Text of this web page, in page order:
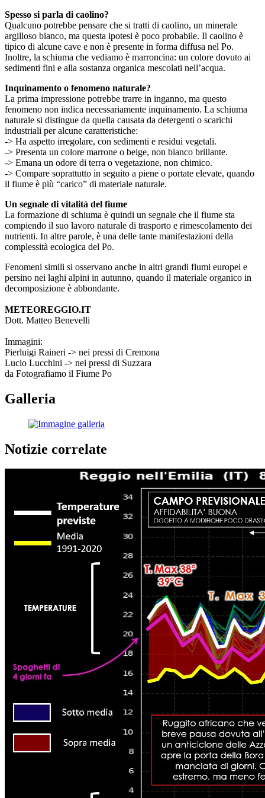
Spesso si parla di caolino?
Qualcuno potrebbe pensare che si tratti di caolino, un minerale
argilloso bianco, ma questa ipotesi è poco probabile. Il caolino è
tipico di alcune cave e non è presente in forma diffusa nel Po.
Inoltre, la schiuma che vediamo è marroncina: un colore dovuto ai
sedimenti fini e alla sostanza organica mescolati nell’acqua.
Inquinamento o fenomeno naturale?
La prima impressione potrebbe trarre in inganno, ma questo
fenomeno non indica necessariamente inquinamento. La schiuma
naturale si distingue da quella causata da detergenti o scarichi
industriali per alcune caratteristiche:
-> Ha aspetto irregolare, con sedimenti e residui vegetali.
-> Presenta un colore marrone o beige, non bianco brillante.
-> Emana un odore di terra o vegetazione, non chimico.
-> Compare soprattutto in seguito a piene o portate elevate, quando
il fiume è più “carico” di materiale naturale.
Un segnale di vitalità del fiume
La formazione di schiuma è quindi un segnale che il fiume sta
compiendo il suo lavoro naturale di trasporto e rimescolamento dei
nutrienti. In altre parole, è una delle tante manifestazioni della
complessità ecologica del Po.
Fenomeni simili si osservano anche in altri grandi fiumi europei e
persino nei laghi alpini in autunno, quando il materiale organico in
decomposizione è abbondante.
METEOREGGIO.IT
Dott. Matteo Benevelli
Immagini:
Pierluigi Raineri -> nei pressi di Cremona
Lucio Lucchini -> nei pressi di Suzzara
da Fotografiamo il Fiume Po
Galleria
Notizie correlate